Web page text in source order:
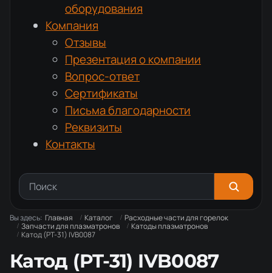
оборудования
Компания
Отзывы
Презентация о компании
Вопрос-ответ
Сертификаты
Письма благодарности
Реквизиты
Контакты
Вы здесь: Главная Каталог
Расходные части для горелок
Запчасти для плазматронов
Катоды плазматронов
Катод (PT-31) IVB0087
Катод (PT-31) IVB0087